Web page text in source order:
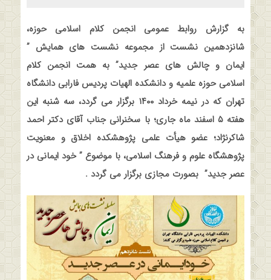
به گزارش روابط عمومی انجمن کلام اسلامی حوزه،
شانزدهمین نشست از مجموعه نشست های همایش ”
ایمان و چالش های عصر جدید” به همت انجمن کلام
اسلامی حوزه علمیه و دانشکده الهیات پردیس فارابی دانشگاه
تهران که در نیمه خرداد ۱۴۰۰ برگزار می گردد، سه شنبه این
هفته ۵ اسفند ماه جاری؛ با سخنرانی جناب آقای دکتر احمد
شاکرنژاد؛ عضو هیأت علمی پژوهشکده اخلاق و معنویت
پژوهشگاه علوم و فرهنگ اسلامی، با موضوع ” خود ایمانی در
عصر جدید” بصورت مجازی برگزار می گردد .